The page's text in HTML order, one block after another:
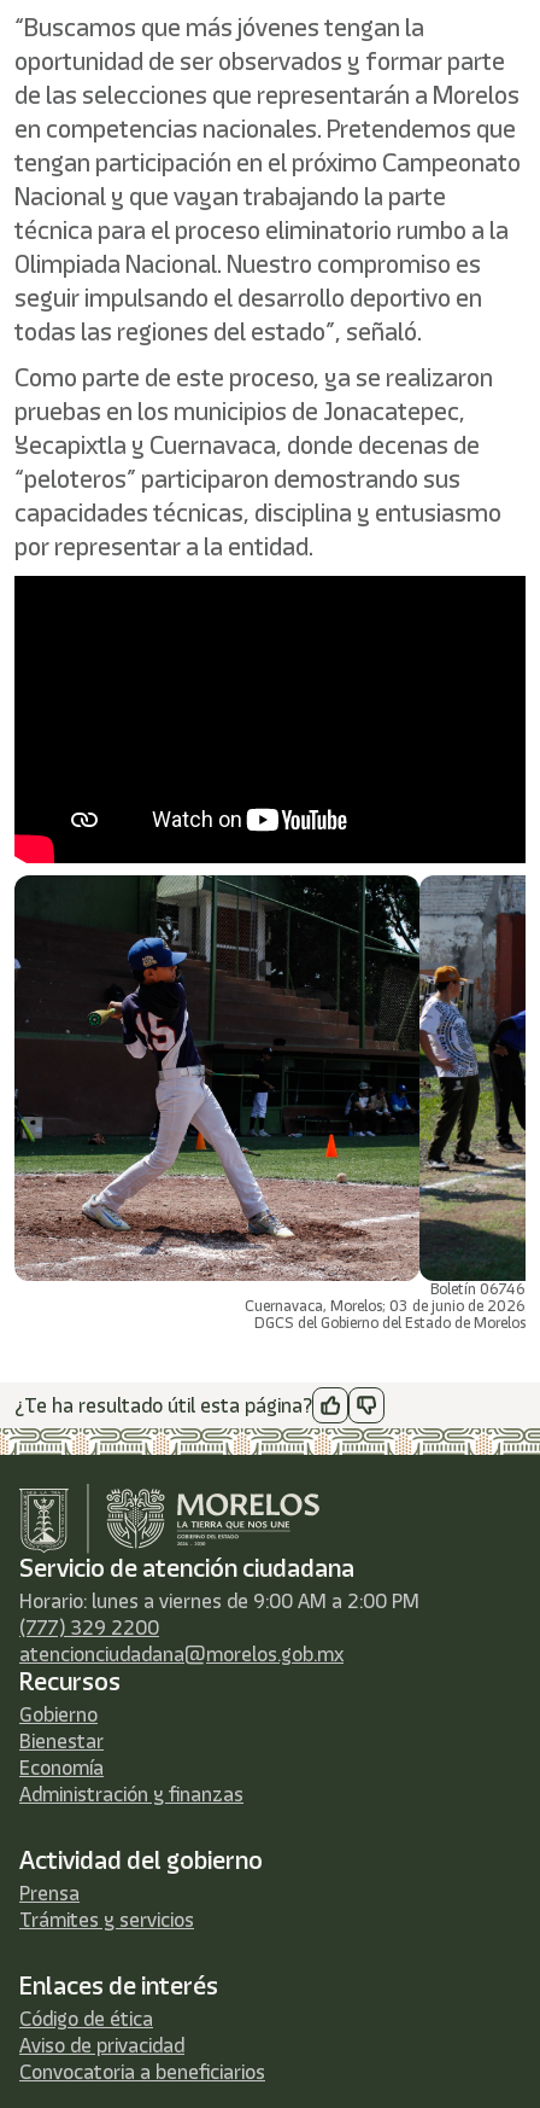
“Buscamos que más jóvenes tengan la
oportunidad de ser observados y formar parte
de las selecciones que representarán a Morelos
en competencias nacionales. Pretendemos que
tengan participación en el próximo Campeonato
Nacional y que vayan trabajando la parte
técnica para el proceso eliminatorio rumbo a la
Olimpiada Nacional. Nuestro compromiso es
seguir impulsando el desarrollo deportivo en
todas las regiones del estado”, señaló.
Como parte de este proceso, ya se realizaron
pruebas en los municipios de Jonacatepec,
Yecapixtla y Cuernavaca, donde decenas de
“peloteros” participaron demostrando sus
capacidades técnicas, disciplina y entusiasmo
por representar a la entidad.
Boletín 06746
Cuernavaca, Morelos; 03 de junio de 2026
DGCS del Gobierno del Estado de Morelos
¿Te ha resultado útil esta página?
Servicio de atención ciudadana
Horario: lunes a viernes de 9:00 AM a 2:00 PM
(777) 329 2200
atencionciudadana@morelos.gob.mx
Recursos
Gobierno
Bienestar
Economía
Administración y finanzas
Actividad del gobierno
Prensa
Trámites y servicios
Enlaces de interés
Código de ética
Aviso de privacidad
Convocatoria a beneficiarios